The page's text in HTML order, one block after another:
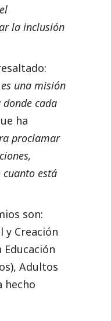
la inclusión
una misión
cada
ha
proclamar
está
son:
y Creación
Educación
Adultos
hecho